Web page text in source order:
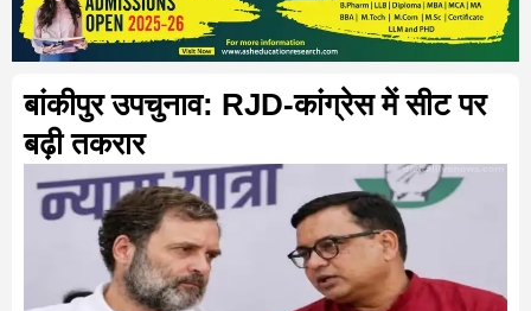
बांकीपुर उपचुनाव: RJD-कांग्रेस में सीट पर
बढ़ी तकरार